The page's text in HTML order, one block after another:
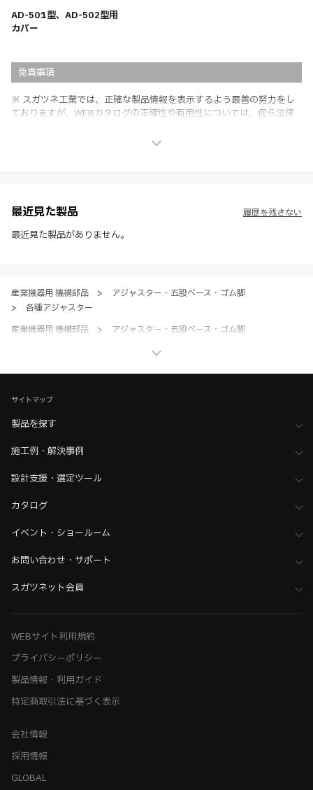
AD-501型、AD-502型用
カバー
免責事項
※ スガツネ工業では、正確な製品情報を表示するよう最善の努力をし
ておりますが、WEBカタログの正確性や有用性については、何ら法律
社製品の使用ご検討、又は販売促進目的の利用に限ります。
※ 本WEBサイト製品情報のご利用にあたっては、WEBサイト利用規
約、プライバシーポリシー、製品情報ガイドをご確認いただき、内容の
最近見た製品
最近見た製品がありません。
履歴を残さない
産業機器用 機構部品 >
アジャスター・五股ベース・ゴム脚
>
各種アジャスター
産業機器用 機構部品
>
アジャスター・五股ベース・ゴム脚
家具金物・建築金物
>
全て（キャスター・アジャスター・脚部品・昇降装置）
サイトマップ
製品を探す
施工例・解決事例
設計支援・選定ツール
カタログ
イベント・ショールーム
お問い合わせ・サポート
スガツネット会員
WEBサイト利用規約
プライバシーポリシー
製品情報・利用ガイド
特定商取引法に基づく表示
会社情報
採用情報
GLOBAL